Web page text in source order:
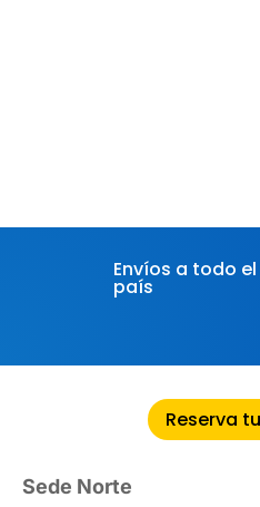
Envíos a todo el
país
Reserva
Sede Norte